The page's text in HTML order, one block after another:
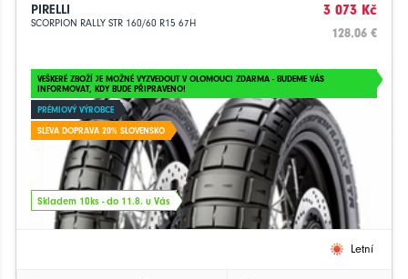
PIRELLI
SCORPION RALLY STR 160/60 R15 67H
3 073 Kč
128.06 €
VEŠKERÉ ZBOŽÍ JE MOŽNÉ VYZVEDOUT V OLOMOUCI ZDARMA - BUDEME VÁS
INFORMOVAT, KDY BUDE PŘIPRAVENO!
PRÉMIOVÝ VÝROBCE
SLEVA DOPRAVA 20% SLOVENSKO
Skladem 10ks - do 11.8. u Vás
Letní